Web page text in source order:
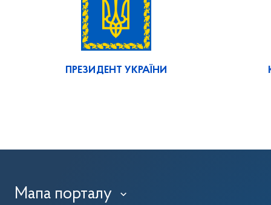
ПРЕЗИДЕНТ УКРАЇНИ
Мапа порталу ›